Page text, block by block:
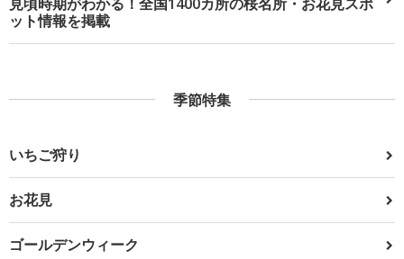
ット情報を掲載
季節特集
いちご狩り
お花見
ゴールデンウィーク